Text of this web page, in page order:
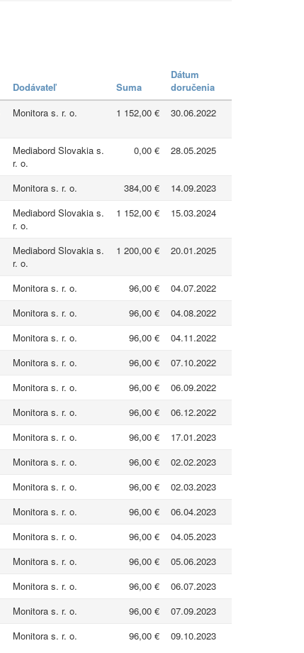
Dodávateľ Suma
Dátum
doručenia
Monitora s. r. o. 1 152,00 € 30.06.2022
Mediabord Slovakia s.
r. o.
0,00 € 28.05.2025
Monitora s. r. o. 384,00 €
14.09.2023
Mediabord Slovakia s.
r. o.
1 152,00 € 15.03.2024
Mediabord Slovakia s.
r. o.
1 200,00 € 20.01.2025
Monitora s. r. o. 96,00 €
04.07.2022
Monitora s. r. o. 96,00 €
04.08.2022
Monitora s. r. o. 96,00 €
04.11.2022
Monitora s. r. o. 96,00 €
07.10.2022
Monitora s. r. o. 96,00 €
06.09.2022
Monitora s. r. o. 96,00 €
06.12.2022
Monitora s. r. o. 96,00 €
17.01.2023
Monitora s. r. o. 96,00 €
02.02.2023
Monitora s. r. o. 96,00 €
02.03.2023
Monitora s. r. o. 96,00 €
06.04.2023
Monitora s. r. o. 96,00 €
04.05.2023
Monitora s. r. o. 96,00 €
05.06.2023
Monitora s. r. o. 96,00 €
06.07.2023
Monitora s. r. o. 96,00 €
07.09.2023
Monitora s. r. o. 96,00 € 09.10.2023